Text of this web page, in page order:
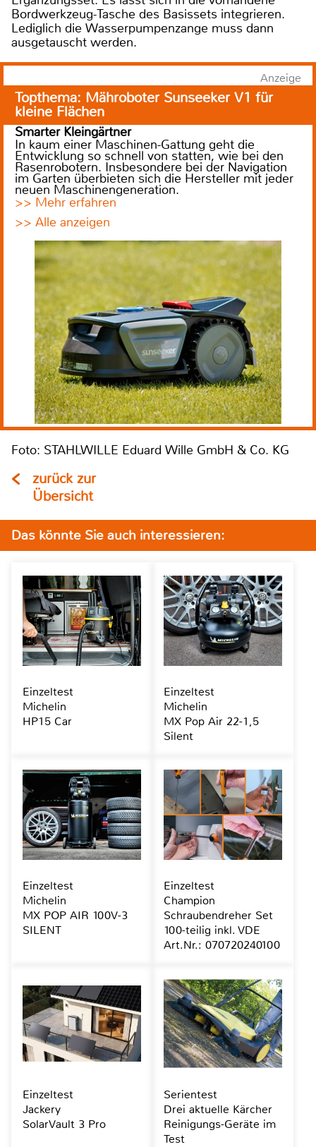
Bordwerkzeug-Tasche des Basissets integrieren.
Lediglich die Wasserpumpenzange muss dann
ausgetauscht werden.
Anzeige
Topthema: Mähroboter Sunseeker V1 für
kleine Flächen
Smarter Kleingärtner
In kaum einer Maschinen-Gattung geht die
Entwicklung so schnell von statten, wie bei den
Rasenrobotern. Insbesondere bei der Navigation
im Garten überbieten sich die Hersteller mit jeder
neuen Maschinengeneration.
>> Mehr erfahren
>> Alle anzeigen
Foto: STAHLWILLE Eduard Wille GmbH & Co. KG
zurück zur
Übersicht
Das könnte Sie auch interessieren:
Einzeltest
Michelin
HP15 Car
Einzeltest
Michelin
MX Pop Air 22-1,5
Silent
Einzeltest
Michelin
MX POP AIR 100V-3
SILENT
Einzeltest
Champion
Schraubendreher Set
100-teilig inkl. VDE
Art.Nr.: 070720240100
Einzeltest
Jackery
SolarVault 3 Pro
Serientest
Drei aktuelle Kärcher
Reinigungs-Geräte im
Test